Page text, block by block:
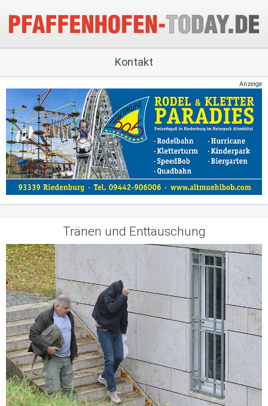
Kontakt
Anzeige
Tränen und Enttäuschung